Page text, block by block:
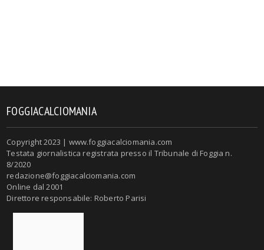
FOGGIACALCIOMANIA
Copyright 2023 | www.foggiacalciomania.com
Testata giornalistica registrata presso il Tribunale di Foggia n.
8/2020
redazione@foggiacalciomania.com
Online dal 2001
Direttore responsabile: Roberto Parisi